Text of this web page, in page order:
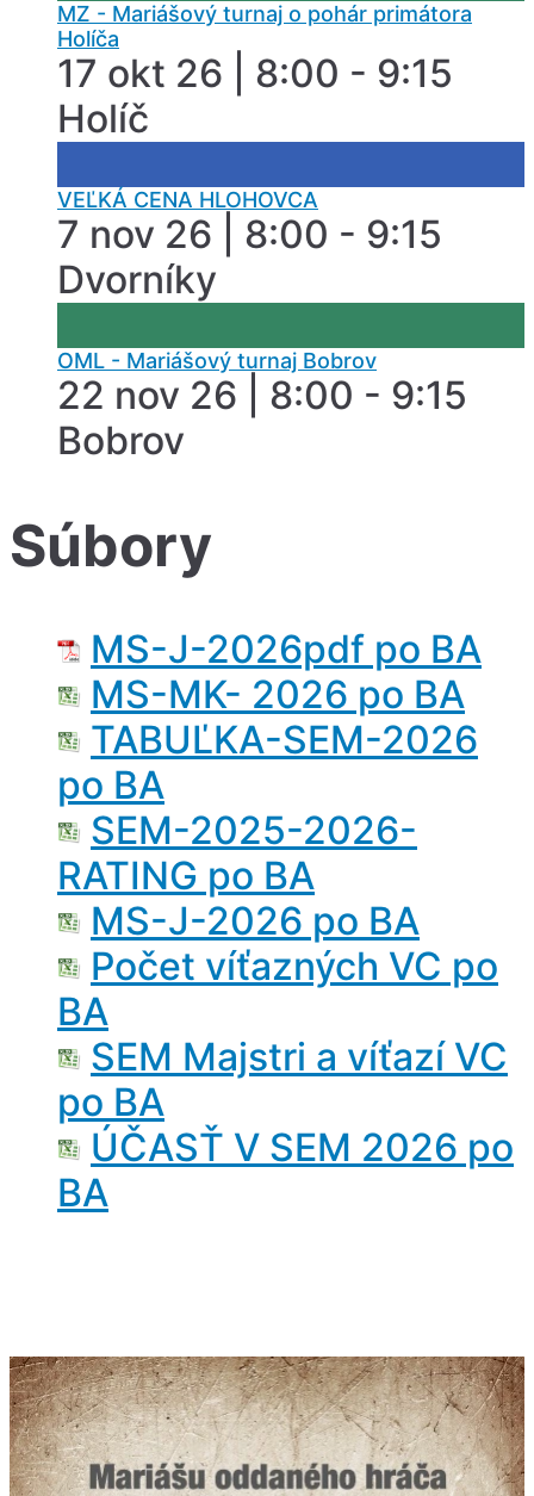
MZ - Mariášový turnaj o pohár primátora
Holíča
17 okt 26 | 8:00 - 9:15
Holíč
VEĽKÁ CENA HLOHOVCA
7 nov 26 | 8:00 - 9:15
Dvorníky
OML - Mariášový turnaj Bobrov
22 nov 26 | 8:00 - 9:15
Bobrov
Súbory
MS-J-2026pdf po BA
MS-MK- 2026 po BA
TABUĽKA-SEM-2026
po BA
SEM-2025-2026-
RATING po BA
MS-J-2026 po BA
Počet víťazných VC po
BA
SEM Majstri a víťazí VC
po BA
ÚČASŤ V SEM 2026 po
BA